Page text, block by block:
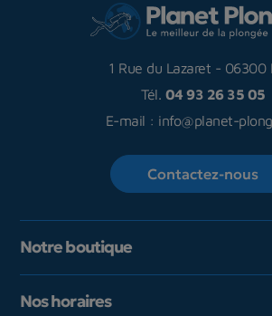
1 Rue du Lazaret - 06300
Tél. 04 93 26 35 05
E-mail : info@planet-
Contactez-nous
Notre boutique
Nos horaires